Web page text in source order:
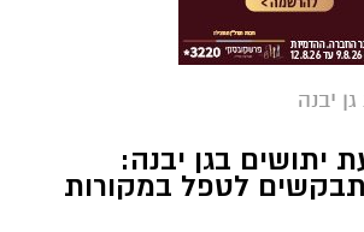
יבנה
יתושים בגן יבנה:
לטפל במקורות